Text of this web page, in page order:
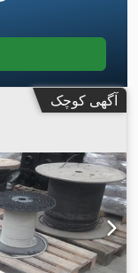
آگهی کوچک